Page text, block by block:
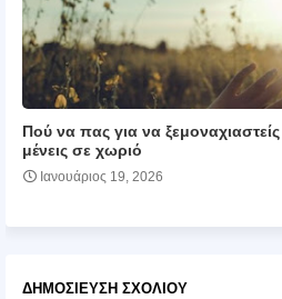
Πού να πας για να
μένεις σε χωριό
Ιανουάριος 19, 2026
ΔΗΜΟΣΊΕΥΣΗ ΣΧΟΛΊΟΥ